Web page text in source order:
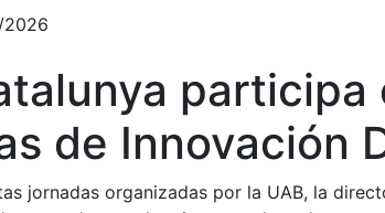
2026
participa
de Innovación
jornadas organizadas por la UAB, la